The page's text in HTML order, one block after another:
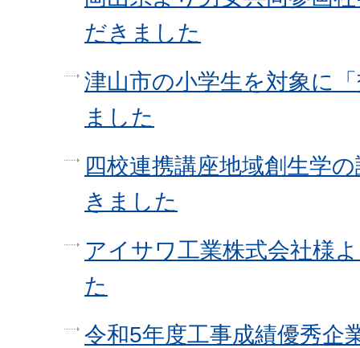
だきました
津山市の小学生を対象に
ました
四校連携講座地域創生学
きました
アイサワ工業株式会社様
た
令和5年度工事成績優秀企